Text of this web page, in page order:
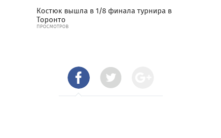
Костюк вышла в 1/8 финала турнира в
Торонто
ПРОСМОТРОВ